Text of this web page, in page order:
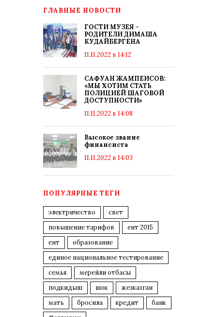
ГЛАВНЫЕ НОВОСТИ
ГОСТИ МУЗЕЯ –
РОДИТЕЛИ ДИМАША
КУДАЙБЕРГЕНА
11.11.2022 в 14:12
САФУАН ЖАМПЕИСОВ:
«МЫ ХОТИМ СТАТЬ
ПОЛИЦИЕЙ ШАГОВОЙ
ДОСТУПНОСТИ»
11.11.2022 в 14:08
Высокое звание
финансиста
11.11.2022 в 14:03
ПОПУЛЯРНЫЕ ТЕГИ
электричество
свет
повышение тарифов
ент 2015
ент
образование
единое национальное тестирование
семья
мерейли отбасы
подкидыш
шок
жезказган
мать
бросила кредит
банк